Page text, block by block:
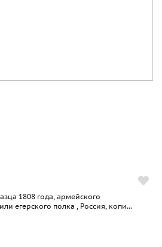
1808 года, армейского
егерского полка , Россия, копи...